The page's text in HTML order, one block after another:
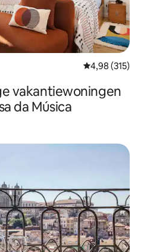
Gemiddelde
4,98 (315)
vakantiewoningen
da Música